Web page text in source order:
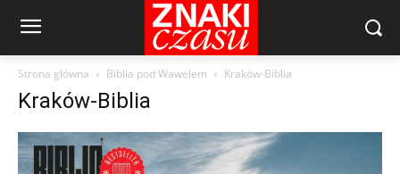
Strona główna Biblia pod Wawelem Kraków-Biblia
Kraków-Biblia